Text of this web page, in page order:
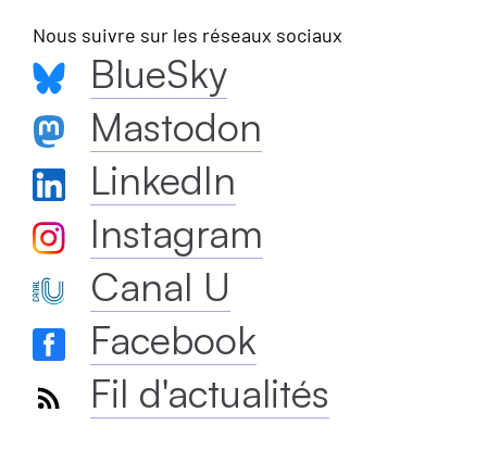
Nous suivre sur les réseaux sociaux
BlueSky
Mastodon
LinkedIn
Instagram
Canal U
Facebook
Fil d'actualités